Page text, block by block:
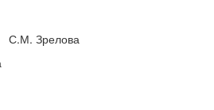
С.М. Зрелова